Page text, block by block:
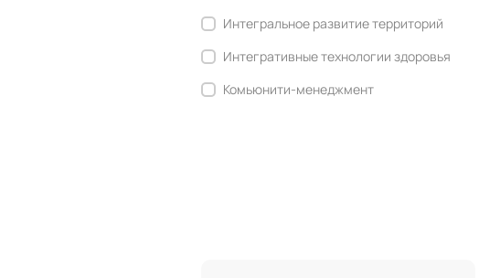
Интегральное развитие территорий
Интегративные технологии здоровья
Комьюнити-менеджмент